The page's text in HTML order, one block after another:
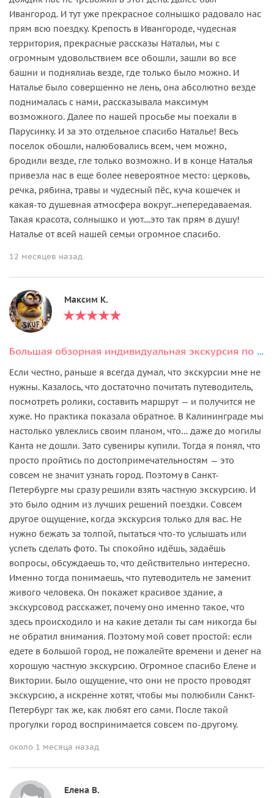
Ивангород. И тут уже прекрасное солнышко радовало нас
прям всю поездку. Крепость в Ивангороде, чудесная
территория, прекрасные рассказы Натальи, мы с
огромным удовольствием все обошли, зашли во все
башни и поднялиаь везде, где только было можно. И
Наталье было совершенно не лень, она абсолютно везде
поднималась с нами, рассказывала максимум
возможного. Далее по нашей просьбе мы поехали в
Парусинку. И за это отдельное спасибо Наталье! Весь
поселок обошли, налюбовались всем, чем можно,
бродили везде, гле только возможно. И в конце Наталья
привезла нас в еще более невероятное место: церковь,
речка, рябина, травы и чудесный пёс, куча кошечек и
какая-то душевная атмосфера вокруг...непередаваемая.
Такая красота, солнышко и уют....это так прям в душу!
Наталье от всей нашей семьи огромное спасибо.
12 месяцев назад
Максим К.
Большая обзорная индивидуальная экскурсия по Петербургу на автомобиле
Если честно, раньше я всегда думал, что экскурсии мне не
нужны. Казалось, что достаточно почитать путеводитель,
посмотреть ролики, составить маршрут — и получится не
хуже. Но практика показала обратное. В Калининграде мы
настолько увлеклись своим планом, что… даже до могилы
Канта не дошли. Зато сувениры купили. Тогда я понял, что
просто пройтись по достопримечательностям — это
совсем не значит узнать город. Поэтому в Санкт-
Петербурге мы сразу решили взять частную экскурсию. И
это было одним из лучших решений поездки. Совсем
другое ощущение, когда экскурсия только для вас. Не
нужно бежать за толпой, пытаться что-то услышать или
успеть сделать фото. Ты спокойно идёшь, задаёшь
вопросы, обсуждаешь то, что действительно интересно.
Именно тогда понимаешь, что путеводитель не заменит
живого человека. Он покажет красивое здание, а
экскурсовод расскажет, почему оно именно такое, что
здесь происходило и на какие детали ты сам никогда бы
не обратил внимания. Поэтому мой совет простой: если
едете в большой город, не пожалейте времени и денег на
хорошую частную экскурсию. Огромное спасибо Елене и
Виктории. Было ощущение, что они не просто проводят
экскурсию, а искренне хотят, чтобы мы полюбили Санкт-
Петербург так же, как любят его сами. После такой
прогулки город воспринимается совсем по-другому.
около 1 месяца назад
Елена В.